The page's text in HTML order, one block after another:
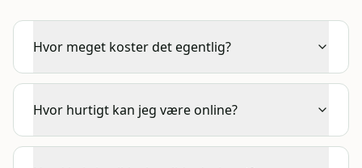
Hvor meget koster det egentlig?
Hvor hurtigt kan jeg være online?